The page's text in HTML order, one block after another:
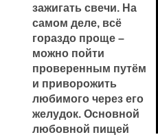
зажигать свечи. На
самом деле, всё
гораздо проще –
можно пойти
проверенным путём
и приворожить
любимого через его
желудок. Основной
любовной пищей